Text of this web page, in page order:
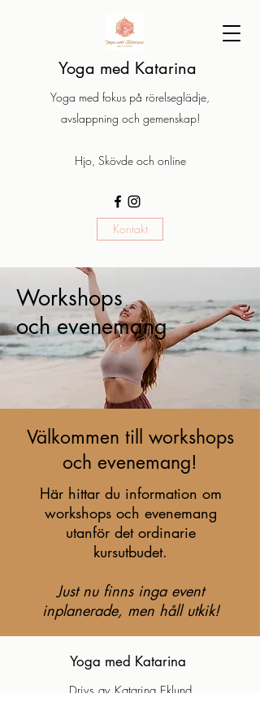
Yoga med Katarina
Yoga med fokus på rörelseglädje,
avslappning och gemenskap!
Hjo, Skövde och online
Kontakt
Workshops
ochevenemang
Välkommen till workshops
och evenemang!
Här hittar du information om
workshops och evenemang
utanför det ordinarie
kursutbudet.
Just nu finns inga event
inplanerade, men håll utkik!
Yoga med Katarina
Drivs av Katarina Eklund